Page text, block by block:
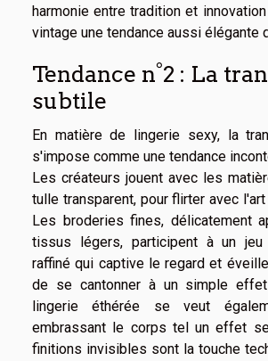
harmonie entre tradition et
vintage une tendance aussi élégante
Tendance n°2 : La
subtile
En matière de lingerie sexy, la
s'impose comme une tendance
Les créateurs jouent avec les
tulle transparent, pour flirter avec
Les broderies fines, délicatement
tissus légers, participent à un jeu
raffiné qui captive le regard et
de se cantonner à un simple
lingerie éthérée se veut
embrassant le corps tel un effet
finitions invisibles sont la touche